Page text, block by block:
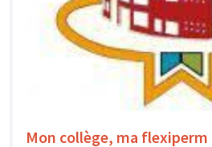
Mon collège, ma flexiperm